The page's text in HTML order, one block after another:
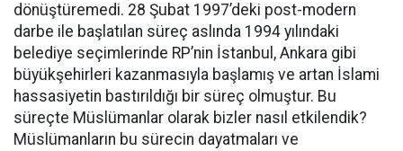
dönüştüremedi. 28 Şubat 1997’deki post-modern
darbe ile başlatılan süreç aslında 1994 yılındaki
belediye seçimlerinde RP’nin İstanbul, Ankara gibi
büyükşehirleri kazanmasıyla başlamış ve artan İslami
hassasiyetin bastırıldığı bir süreç olmuştur. Bu
süreçte Müslümanlar olarak bizler nasıl etkilendik?
Müslümanların bu sürecin dayatmaları ve